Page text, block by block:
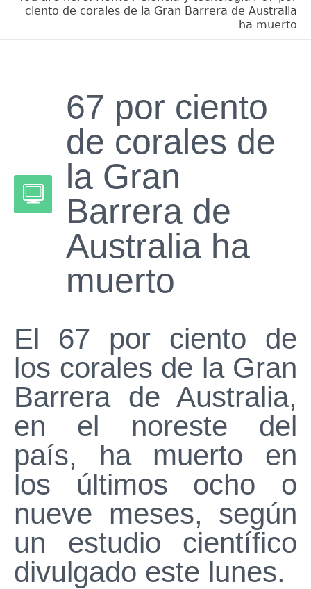
ciento de corales de la Gran Barrera de Australia
ha muerto
67 por ciento
de corales de
la Gran
Barrera de
Australia ha
muerto
El 67 por ciento de
los corales de la Gran
Barrera de Australia,
en el noreste del
país, ha muerto en
los últimos ocho o
nueve meses, según
un estudio científico
divulgado este lunes.